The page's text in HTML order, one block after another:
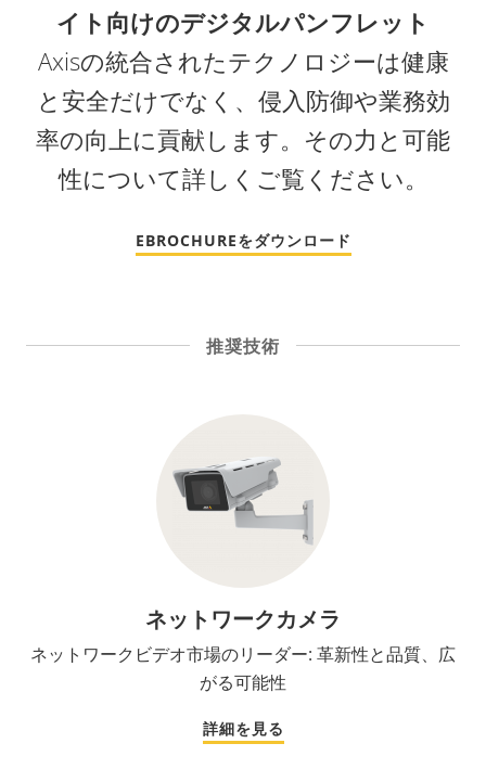
イト向けのデジタルパンフレット
Axisの統合されたテクノロジーは健康
と安全だけでなく、侵入防御や業務効
率の向上に貢献します。その力と可能
性について詳しくご覧ください。
EBROCHUREをダウンロード
推奨技術
ネットワークカメラ
ネットワークビデオ市場のリーダー: 革新性と品質、広
がる可能性
詳細を見る